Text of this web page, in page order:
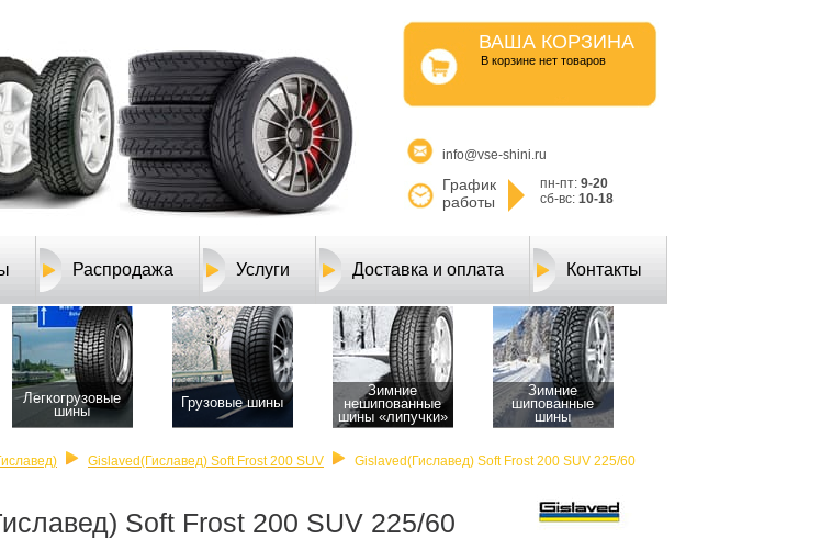
ВАША КОРЗИНА
B корзине нет товаров
info@vse-shini.ru
График
работы
пн-пт: 9-20
сб-вс: 10-18
Распродажа Услуги Доставка и оплата Контакты
Легкогрузовые
шины
Грузовые шины
Зимние
нешипованные
шины «липучки»
Зимние
шипованные
шины
Gislaved(Гиславед) Soft Frost 200 SUV
Gislaved(Гиславед) Soft Frost 200 SUV 225/60
Soft Frost 200 SUV 225/60